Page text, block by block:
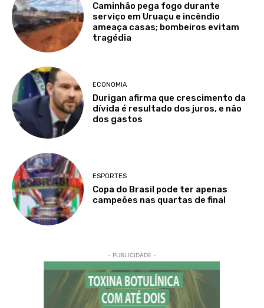
Caminhão pega fogo durante
serviço em Uruaçu e incêndio
ameaça casas; bombeiros evitam
tragédia
ECONOMIA
Durigan afirma que crescimento da
dívida é resultado dos juros, e não
dos gastos
ESPORTES
Copa do Brasil pode ter apenas
campeões nas quartas de final
- PUBLICIDADE -